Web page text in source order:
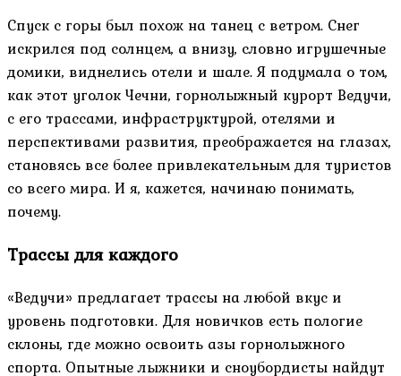
Спуск с горы был похож на танец с ветром. Снег
искрился под солнцем, а внизу, словно игрушечные
домики, виднелись отели и шале. Я подумала о том,
как этот уголок Чечни, горнолыжный курорт Ведучи,
с его трассами, инфраструктурой, отелями и
перспективами развития, преображается на глазах,
становясь все более привлекательным для туристов
со всего мира. И я, кажется, начинаю понимать,
почему.
Трассы для каждого
«Ведучи» предлагает трассы на любой вкус и
уровень подготовки. Для новичков есть пологие
склоны, где можно освоить азы горнолыжного
спорта. Опытные лыжники и сноубордисты найдут